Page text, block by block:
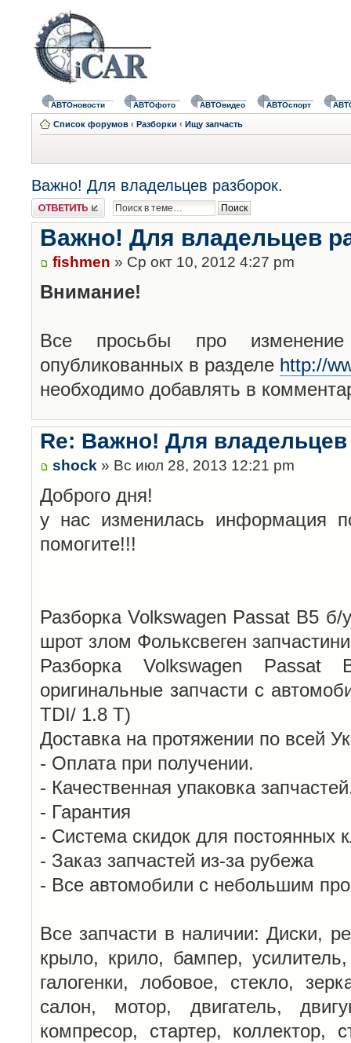
АВТОновости АВТОфото АВТОвидео АВТОспорт
Список форумов ‹ Разборки ‹ Ищу запчасть
Важно! Для владельцев разборок.
Ответить
Важно! Для владельцев
fishmen » Ср окт 10, 2012 4:27 pm
Внимание!
Все просьбы про
опубликованных в разделе http://
необходимо добавлять в
Re: Важно! Для владельцев
shock » Вс июл 28, 2013 12:21 pm
Доброго дня!
у нас изменилась информация
помогите!!!
Разборка Volkswagen Passat B5 б/
шрот злом Фольксвеген
Разборка Volkswagen Passat
оригинальные запчасти с
TDI/ 1.8 T)
Доставка на протяжении по всей
- Оплата при получении.
- Качественная упаковка
- Гарантия
- Система скидок для постоянных
- Заказ запчастей из-за рубежа
- Все автомобили с небольшим
Все запчасти в наличии: Диски,
крыло, крило, бампер,
галогенки, лобовое, стекло,
салон, мотор, двигатель,
компресор, стартер, коллектор,